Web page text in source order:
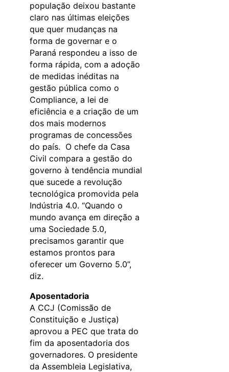
população deixou bastante
claro nas últimas eleições
que quer mudanças na
forma de governar e o
Paraná respondeu a isso de
forma rápida, com a adoção
de medidas inéditas na
gestão pública como o
Compliance, a lei de
eficiência e a criação de um
dos mais modernos
programas de concessões
do país. O chefe da Casa
Civil compara a gestão do
governo à tendência mundial
que sucede a revolução
tecnológica promovida pela
Indústria 4.0. “Quando o
mundo avança em direção a
uma Sociedade 5.0,
precisamos garantir que
estamos prontos para
oferecer um Governo 5.0”,
diz.
Aposentadoria
A CCJ (Comissão de
Constituição e Justiça)
aprovou a PEC que trata do
fim da aposentadoria dos
governadores. O presidente
da Assembleia Legislativa,